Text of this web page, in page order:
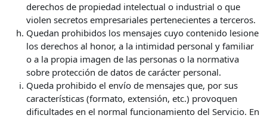
derechos de propiedad intelectual o industrial o que
violen secretos empresariales pertenecientes a terceros.
Quedan prohibidos los mensajes cuyo contenido lesione
los derechos al honor, a la intimidad personal y familiar
o a la propia imagen de las personas o la normativa
sobre protección de datos de carácter personal.
Queda prohibido el envío de mensajes que, por sus
características (formato, extensión, etc.) provoquen
dificultades en el normal funcionamiento del Servicio. En